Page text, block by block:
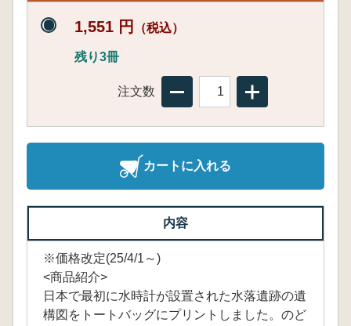
1,551 円 （税込）
残り3冊
注文数
カートに入れる
内容
※価格改定(25/4/1～)
<商品紹介>
日本で最初に水時計が設置された水落遺跡の遺
構図をトートバッグにプリントしました。のど